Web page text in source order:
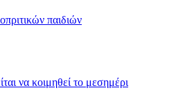
παιδιών
να κοιμηθεί το μεσημέρι